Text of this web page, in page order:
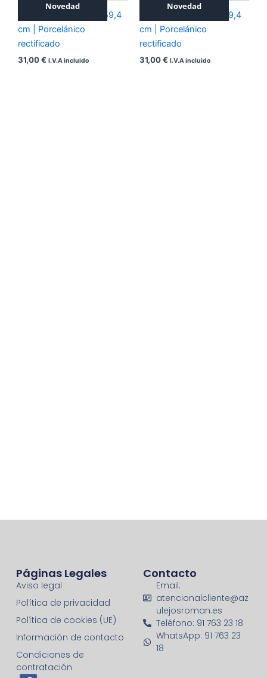
Novedad
ICONIC BEIGE 59,4×59,4
cm | Porcelánico
rectificado
31,00€ I.V.A incluido
Novedad
ICONIC GREY 59,4×59,4
cm | Porcelánico
rectificado
31,00€ I.V.A incluido
Páginas Legales
Aviso legal
Política de privacidad
Política de cookies (UE)
Información de contacto
Condiciones de
contratación
Contacto
Email:
atencionalcliente@az
ulejosroman.es
Teléfono: 91 763 23 18
WhatsApp: 91 763 23
18